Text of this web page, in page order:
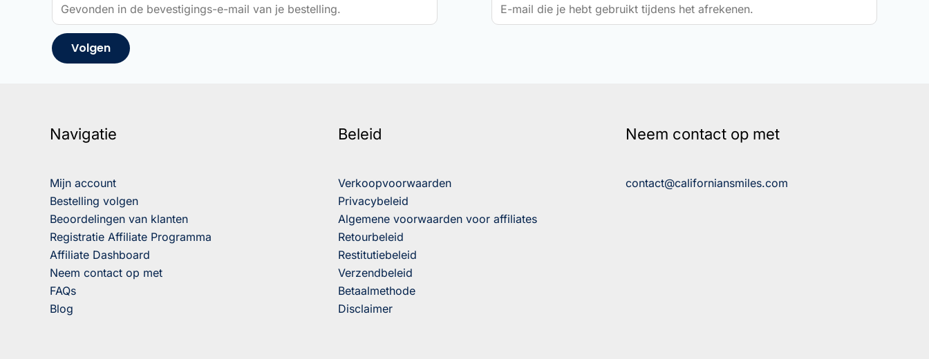
Volgen
Navigatie
Mijn account
Bestelling volgen
Beoordelingen van klanten
Registratie Affiliate Programma
Affiliate Dashboard
Neem contact op met
FAQs
Blog
Beleid
Verkoopvoorwaarden
Privacybeleid
Algemene voorwaarden voor affiliates
Retourbeleid
Restitutiebeleid
Verzendbeleid
Betaalmethode
Disclaimer
Neem contact op met
contact@californiansmiles.com